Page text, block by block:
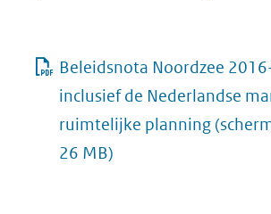
Beleidsnota Noordzee
inclusief de Nederlandse
ruimtelijke planning
26 MB)